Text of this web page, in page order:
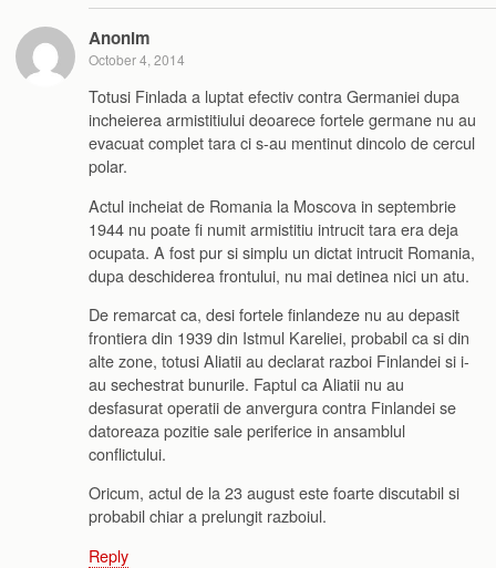
Anonim
October 4, 2014
Totusi Finlada a luptat efectiv contra Germaniei dupa
incheierea armistitiului deoarece fortele germane nu au
evacuat complet tara ci s-au mentinut dincolo de cercul
polar.
Actul incheiat de Romania la Moscova in septembrie
1944 nu poate fi numit armistitiu intrucit tara era deja
ocupata. A fost pur si simplu un dictat intrucit Romania,
dupa deschiderea frontului, nu mai detinea nici un atu.
De remarcat ca, desi fortele finlandeze nu au depasit
frontiera din 1939 din Istmul Kareliei, probabil ca si din
alte zone, totusi Aliatii au declarat razboi Finlandei si i-
au sechestrat bunurile. Faptul ca Aliatii nu au
desfasurat operatii de anvergura contra Finlandei se
datoreaza pozitie sale periferice in ansamblul
conflictului.
Oricum, actul de la 23 august este foarte discutabil si
probabil chiar a prelungit razboiul.
Reply